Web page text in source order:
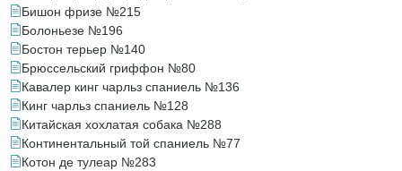
Бишон фризе №215
Болоньезе №196
Бостон терьер №140
Брюссельский гриффон №80
Кавалер кинг чарльз спаниель №136
Кинг чарльз спаниель №128
Китайская хохлатая собака №288
Континентальный той спаниель №77
Котон де тулеар №283